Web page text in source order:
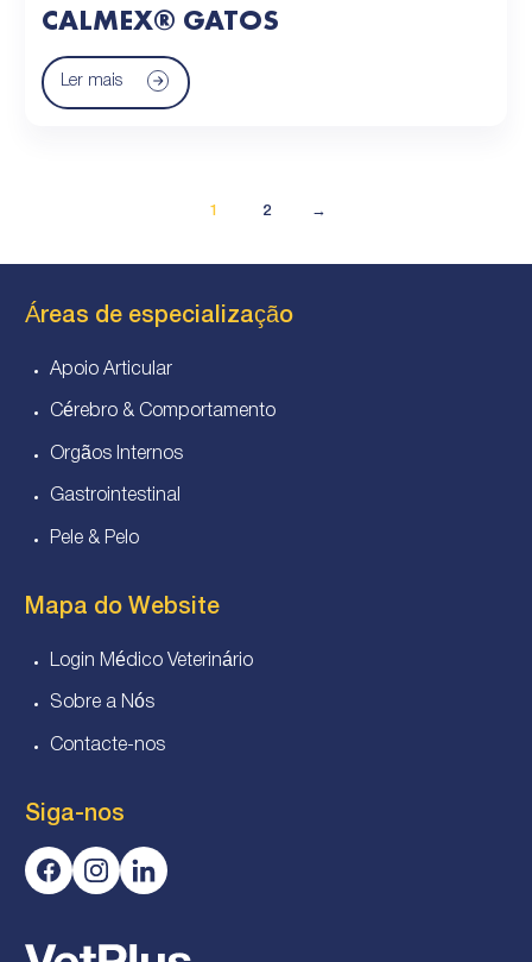
CALMEX® GATOS
Ler mais
1 2 →
Áreas de especialização
Apoio Articular
Cérebro & Comportamento
Orgãos Internos
Gastrointestinal
Pele & Pelo
Mapa do Website
Login Médico Veterinário
Sobre a Nós
Contacte-nos
Siga-nos